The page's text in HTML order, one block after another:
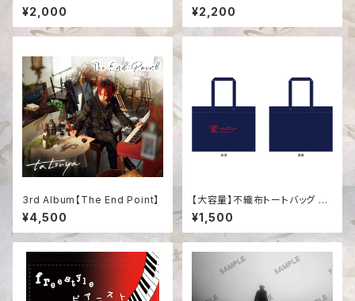
¥2,000 ¥2,200
3rd Album【The End Point】
¥4,500
【大容量】不織布トートバッグ ネ
イビー
¥1,500